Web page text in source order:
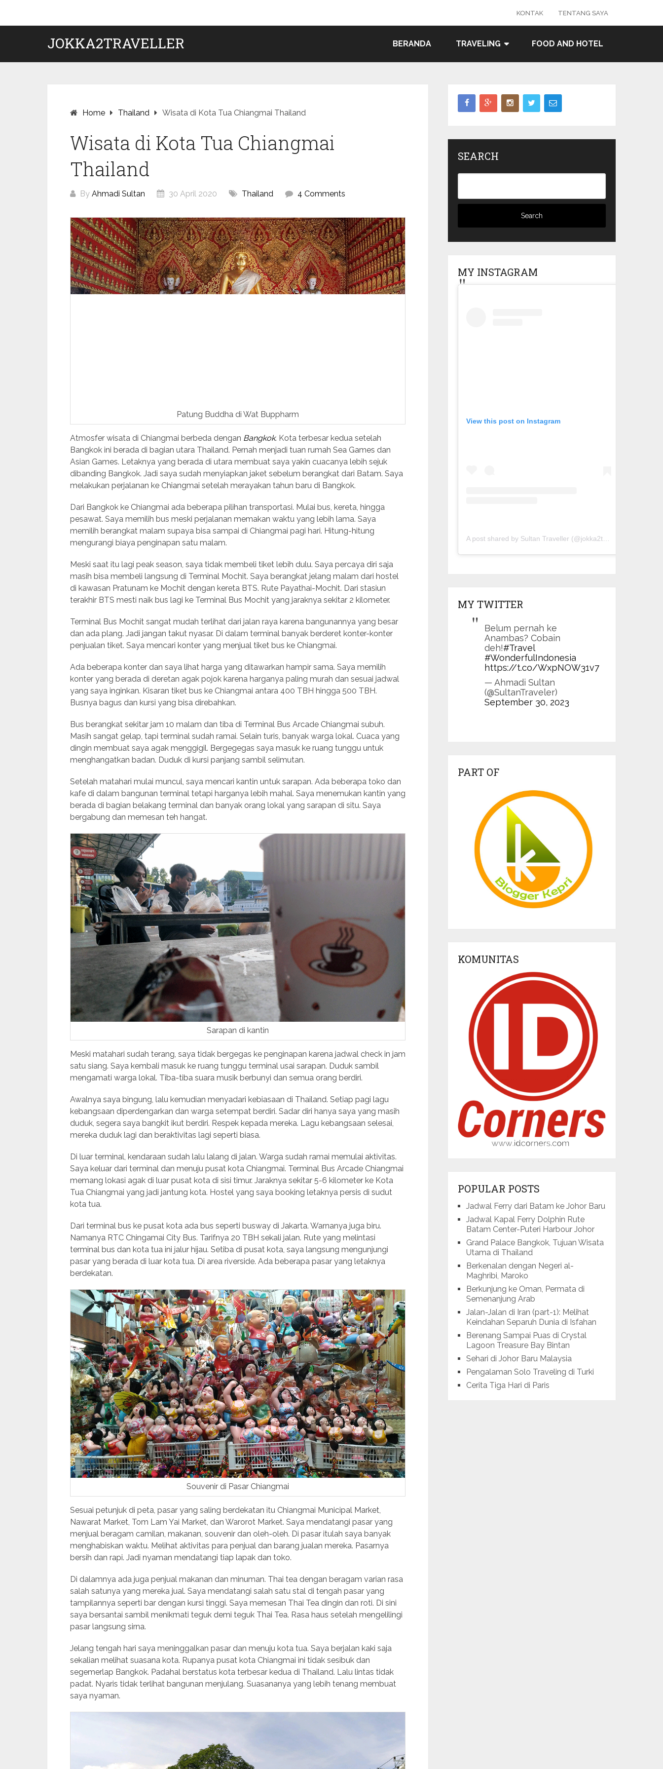
content
KONTAK TENTANG SAYA
JOKKA2TRAVELLER BERANDA TRAVELING FOOD AND HOTEL
Home Thailand Wisata di Kota Tua Chiangmai Thailand
Wisata di Kota Tua Chiangmai
Thailand
By Ahmadi Sultan 30 April 2020 Thailand 4 Comments
Patung Buddha di Wat Buppharm
Atmosfer wisata di Chiangmai berbeda dengan Bangkok. Kota terbesar kedua setelah
Bangkok ini berada di bagian utara Thailand. Pernah menjadi tuan rumah Sea Games dan
Asian Games. Letaknya yang berada di utara membuat saya yakin cuacanya lebih sejuk
dibanding Bangkok. Jadi saya sudah menyiapkan jaket sebelum berangkat dari Batam. Saya
melakukan perjalanan ke Chiangmai setelah merayakan tahun baru di Bangkok.
Dari Bangkok ke Chiangmai ada beberapa pilihan transportasi. Mulai bus, kereta, hingga
pesawat. Saya memilih bus meski perjalanan memakan waktu yang lebih lama. Saya
memilih berangkat malam supaya bisa sampai di Chiangmai pagi hari. Hitung-hitung
mengurangi biaya penginapan satu malam.
Meski saat itu lagi peak season, saya tidak membeli tiket lebih dulu. Saya percaya diri saja
masih bisa membeli langsung di Terminal Mochit. Saya berangkat jelang malam dari hostel
di kawasan Pratunam ke Mochit dengan kereta BTS. Rute Payathai-Mochit. Dari stasiun
terakhir BTS mesti naik bus lagi ke Terminal Bus Mochit yang jaraknya sekitar 2 kilometer.
Terminal Bus Mochit sangat mudah terlihat dari jalan raya karena bangunannya yang besar
dan ada plang. Jadi jangan takut nyasar. Di dalam terminal banyak berderet konter-konter
penjualan tiket. Saya mencari konter yang menjual tiket bus ke Chiangmai.
Ada beberapa konter dan saya lihat harga yang ditawarkan hampir sama. Saya memilih
konter yang berada di deretan agak pojok karena harganya paling murah dan sesuai jadwal
yang saya inginkan. Kisaran tiket bus ke Chiangmai antara 400 TBH hingga 500 TBH.
Busnya bagus dan kursi yang bisa direbahkan.
Bus berangkat sekitar jam 10 malam dan tiba di Terminal Bus Arcade Chiangmai subuh.
Masih sangat gelap, tapi terminal sudah ramai. Selain turis, banyak warga lokal. Cuaca yang
dingin membuat saya agak menggigil. Bergegegas saya masuk ke ruang tunggu untuk
menghangatkan badan. Duduk di kursi panjang sambil selimutan.
Setelah matahari mulai muncul, saya mencari kantin untuk sarapan. Ada beberapa toko dan
kafe di dalam bangunan terminal tetapi harganya lebih mahal. Saya menemukan kantin yang
berada di bagian belakang terminal dan banyak orang lokal yang sarapan di situ. Saya
bergabung dan memesan teh hangat.
Sarapan di kantin
Meski matahari sudah terang, saya tidak bergegas ke penginapan karena jadwal check in jam
satu siang. Saya kembali masuk ke ruang tunggu terminal usai sarapan. Duduk sambil
mengamati warga lokal. Tiba-tiba suara musik berbunyi dan semua orang berdiri.
Awalnya saya bingung, lalu kemudian menyadari kebiasaan di Thailand. Setiap pagi lagu
kebangsaan diperdengarkan dan warga setempat berdiri. Sadar diri hanya saya yang masih
duduk, segera saya bangkit ikut berdiri. Respek kepada mereka. Lagu kebangsaan selesai,
mereka duduk lagi dan beraktivitas lagi seperti biasa.
Di luar terminal, kendaraan sudah lalu lalang di jalan. Warga sudah ramai memulai aktivitas.
Saya keluar dari terminal dan menuju pusat kota Chiangmai. Terminal Bus Arcade Chiangmai
memang lokasi agak di luar pusat kota di sisi timur. Jaraknya sekitar 5-6 kilometer ke Kota
Tua Chiangmai yang jadi jantung kota. Hostel yang saya booking letaknya persis di sudut
kota tua.
Dari terminal bus ke pusat kota ada bus seperti busway di Jakarta. Warnanya juga biru.
Namanya RTC Chingamai City Bus. Tarifnya 20 TBH sekali jalan. Rute yang melintasi
terminal bus dan kota tua ini jalur hijau. Setiba di pusat kota, saya langsung mengunjungi
pasar yang berada di luar kota tua. Di area riverside. Ada beberapa pasar yang letaknya
berdekatan.
Souvenir di Pasar Chiangmai
Sesuai petunjuk di peta, pasar yang saling berdekatan itu Chiangmai Municipal Market,
Nawarat Market, Tom Lam Yai Market, dan Warorot Market. Saya mendatangi pasar yang
menjual beragam camilan, makanan, souvenir dan oleh-oleh. Di pasar itulah saya banyak
menghabiskan waktu. Melihat aktivitas para penjual dan barang jualan mereka. Pasarnya
bersih dan rapi. Jadi nyaman mendatangi tiap lapak dan toko.
Di dalamnya ada juga penjual makanan dan minuman. Thai tea dengan beragam varian rasa
salah satunya yang mereka jual. Saya mendatangi salah satu stal di tengah pasar yang
tampilannya seperti bar dengan kursi tinggi. Saya memesan Thai Tea dingin dan roti. Di sini
saya bersantai sambil menikmati teguk demi teguk Thai Tea. Rasa haus setelah mengelilingi
pasar langsung sirna.
Jelang tengah hari saya meninggalkan pasar dan menuju kota tua. Saya berjalan kaki saja
sekalian melihat suasana kota. Rupanya pusat kota Chiangmai ini tidak sesibuk dan
segemerlap Bangkok. Padahal berstatus kota terbesar kedua di Thailand. Lalu lintas tidak
padat. Nyaris tidak terlihat bangunan menjulang. Suasananya yang lebih tenang membuat
saya nyaman.
SEARCH
MY INSTAGRAM
View this post on Instagram
A post shared by Sultan Traveller (@jokka2traveller)
MY TWITTER
Belum pernah ke
Anambas? Cobain
deh!#Travel
#WonderfulIndonesia
https://t.co/WxpNOW31v7
— Ahmadi Sultan
(@SultanTraveler)
September 30, 2023
PART OF
KOMUNITAS
POPULAR POSTS
Jadwal Ferry dari Batam ke Johor Baru
Jadwal Kapal Ferry Dolphin Rute
Batam Center-Puteri Harbour Johor
Grand Palace Bangkok, Tujuan Wisata
Utama di Thailand
Berkenalan dengan Negeri al-
Maghribi, Maroko
Berkunjung ke Oman, Permata di
Semenanjung Arab
Jalan-Jalan di Iran (part-1): Melihat
Keindahan Separuh Dunia di Isfahan
Berenang Sampai Puas di Crystal
Lagoon Treasure Bay Bintan
Sehari di Johor Baru Malaysia
Pengalaman Solo Traveling di Turki
Cerita Tiga Hari di Paris